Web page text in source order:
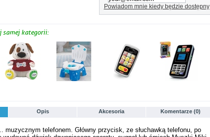
Powiadom mnie kiedy będzie dostępny
samej kategorii:
Opis Akcesoria Komentarze (0)
muzycznym telefonem. Główny przycisk, ze słuchawką telefonu, po